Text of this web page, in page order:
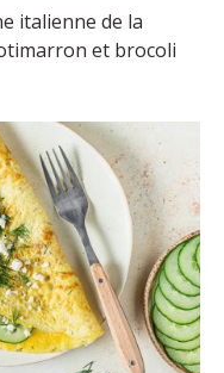
italienne de la
et brocoli